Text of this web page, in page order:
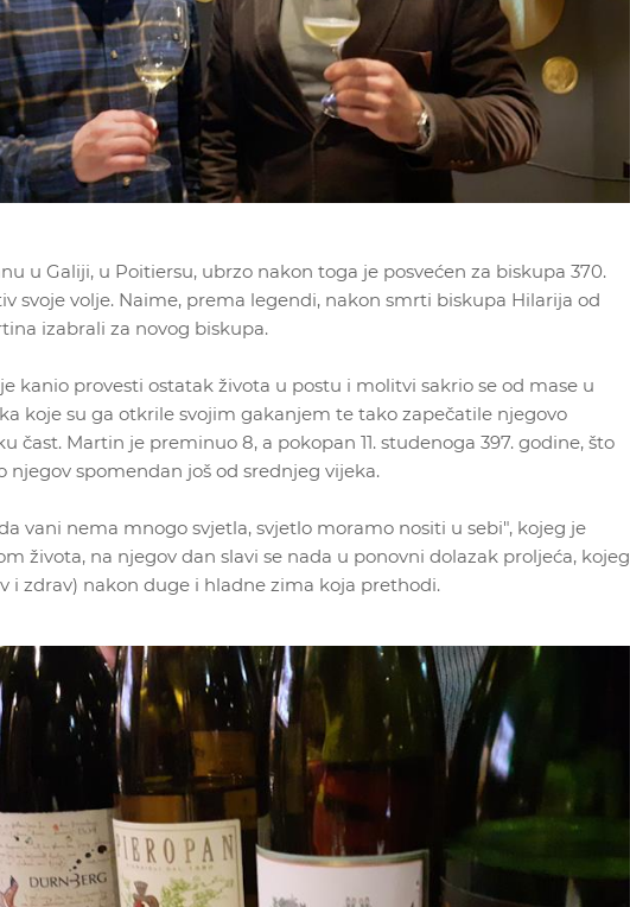
u Galiji, u Poitiersu, ubrzo nakon toga je posvećen za biskupa 370.
svoje volje. Naime, prema legendi, nakon smrti biskupa Hilarija od
izabrali za novog biskupa.
kanio provesti ostatak života u postu i molitvi sakrio se od mase u
koje su ga otkrile svojim gakanjem te tako zapečatile njegovo
čast. Martin je preminuo 8, a pokopan 11. studenoga 397. godine, što
njegov spomendan još od srednjeg vijeka.
vani nema mnogo svjetla, svjetlo moramo nositi u sebi", kojeg je
života, na njegov dan slavi se nada u ponovni dolazak proljeća, kojeg
i zdrav) nakon duge i hladne zima koja prethodi.